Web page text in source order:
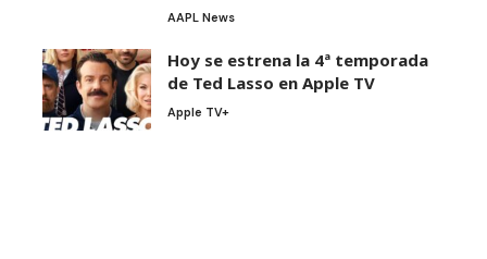
AAPL News
Hoy se estrena la 4ª temporada
de Ted Lasso en Apple TV
Apple TV+